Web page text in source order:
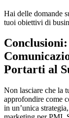
Hai delle domande
tuoi obiettivi di
Portarti al
Non lasciare che la
approfondire come
in un’unica